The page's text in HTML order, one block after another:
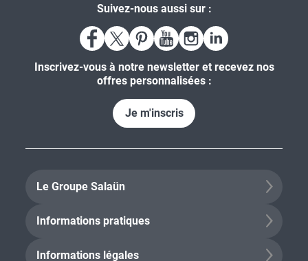
Suivez-nous aussi sur :
Inscrivez-vous à notre newsletter et recevez nos
offres personnalisées :
Je m'inscris
Le Groupe Salaün
Informations pratiques
Informations légales